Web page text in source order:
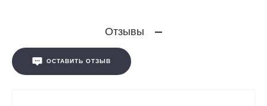
Отзывы
ОСТАВИТЬ ОТЗЫВ